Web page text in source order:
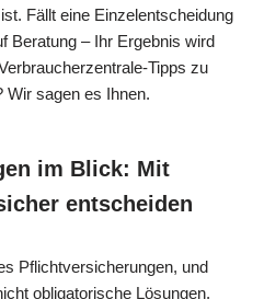
Fällt eine Einzelentscheidung
Beratung – Ihr Ergebnis wird
Tipps zu
Wir sagen es Ihnen.
im Blick: Mit
entscheiden
Pflichtversicherungen, und
obligatorische Lösungen.